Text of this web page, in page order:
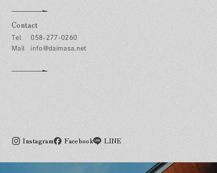
Contact
058-277-0260
info@daimasa.net
Instagram Facebook LINE